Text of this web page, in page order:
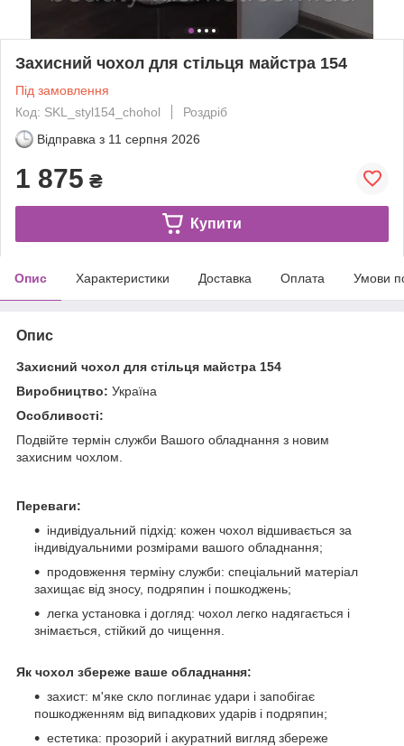
Захисний чохол для стільця майстра 154
Під замовлення
Код: SKL_styl154_chohol
Роздріб
Відправка з 11 серпня 2026
1 875 ₴
Купити
Опис Характеристики Доставка Оплата Умови
Опис
Захисний чохол для стільця майстра 154
Виробництво: Україна
Особливості:
Подвійте термін служби Вашого обладнання з новим
захисним чохлом.
Переваги:
індивідуальний підхід: кожен чохол відшивається за
індивідуальними розмірами вашого обладнання;
продовження терміну служби: спеціальний матеріал
захищає від зносу, подряпин і пошкоджень;
легка установка і догляд: чохол легко надягається і
знімається, стійкий до чищення.
Як чохол збереже ваше обладнання:
захист: м'яке скло поглинає удари і запобігає
пошкодженням від випадкових ударів і подряпин;
естетика: прозорий і акуратний вигляд збереже